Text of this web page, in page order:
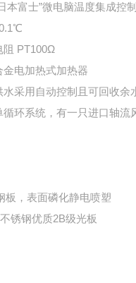
本富士”微电脑温度集成控
阻 PT100Ω
金电加热式加热器
水采用自动控制且可回收余
循环系统，有一只进口轴流
板，表面磷化静电喷塑
锈钢优质2B级光板